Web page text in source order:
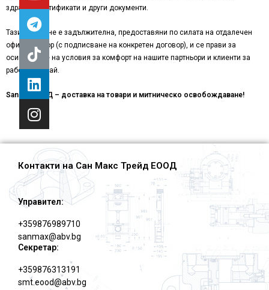
здравни сертификати и други документи.
Тази услуга не е задължителнa, предоставяни по силата на отдалечен
офис договор (с подписване на конкретен договор), и се прави за
осигуряване на условия за комфорт на нашите партньори и клиенти за
работа в Китай.
San Max ООД – доставка на товари и митническо освобождаване!
Контакти на Сан Макс Трейд ЕООД
Управител:
+359876989710
sanmax@abv.bg
Секретар:
+359876313191
smt.eood@abv.bg